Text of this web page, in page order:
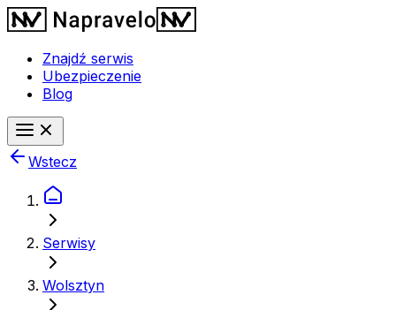
Znajdź serwis
Ubezpieczenie
Blog
Wstecz
Serwisy
Wolsztyn